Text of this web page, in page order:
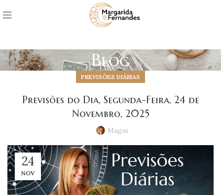
Blog
PREVISÕES DIÁRIAS
Previsões do Dia, Segunda-Feira, 24 de
Novembro, 2025
Magui
24
NOV